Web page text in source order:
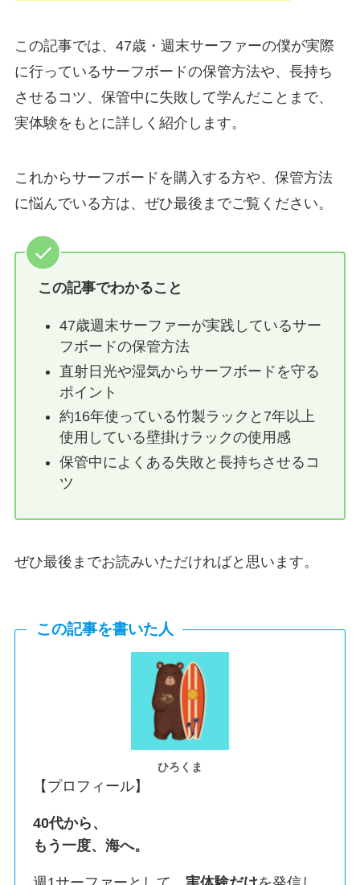
この記事では、47歳・週末サーファーの僕が実際
に行っているサーフボードの保管方法や、長持ち
させるコツ、保管中に失敗して学んだことまで、
実体験をもとに詳しく紹介します。
これからサーフボードを購入する方や、保管方法
に悩んでいる方は、ぜひ最後までご覧ください。
この記事でわかること
47歳週末サーファーが実践しているサー
フボードの保管方法
直射日光や湿気からサーフボードを守る
ポイント
約16年使っている竹製ラックと7年以上
使用している壁掛けラックの使用感
保管中によくある失敗と長持ちさせるコ
ツ
ぜひ最後までお読みいただければと思います。
この記事を書いた人
ひろくま
【プロフィール】
40代から、
もう一度、海へ。